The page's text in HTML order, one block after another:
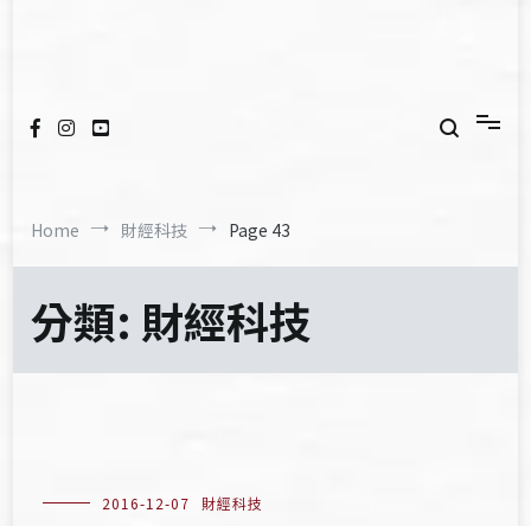
Home 財經科技 Page 43
分類: 財經科技
2016-12-07 財經科技